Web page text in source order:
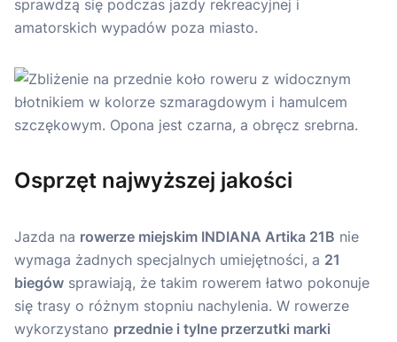
sprawdzą się podczas jazdy rekreacyjnej i
amatorskich wypadów poza miasto.
Osprzęt najwyższej jakości
Jazda na rowerze miejskim INDIANA Artika 21B nie
wymaga żadnych specjalnych umiejętności, a 21
biegów sprawiają, że takim rowerem łatwo pokonuje
się trasy o różnym stopniu nachylenia. W rowerze
wykorzystano przednie i tylne przerzutki marki